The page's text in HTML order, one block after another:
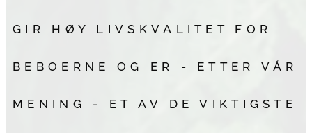
GIR HØY LIVSKVALITET FOR
BEBOERNE OG ER - ETTER VÅR
MENING - ET AV DE VIKTIGSTE